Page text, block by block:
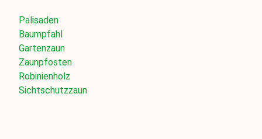
Palisaden
Baumpfahl
Gartenzaun
Zaunpfosten
Robinienholz
Sichtschutzzaun